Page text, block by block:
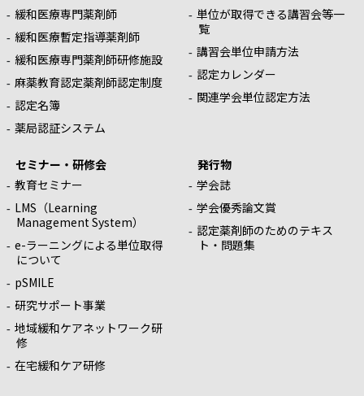
緩和医療専門薬剤師
緩和医療暫定指導薬剤師
緩和医療専門薬剤師研修施設
麻薬教育認定薬剤師認定制度
認定名簿
薬局認証システム
単位が取得できる講習会等一
覧
講習会単位申請方法
認定カレンダー
関連学会単位認定方法
セミナー・研修会
教育セミナー
LMS（Learning
Management System）
e-ラーニングによる単位取得
について
pSMILE
研究サポート事業
地域緩和ケアネットワーク研
修
在宅緩和ケア研修
発行物
学会誌
学会優秀論文賞
認定薬剤師のためのテキス
ト・問題集